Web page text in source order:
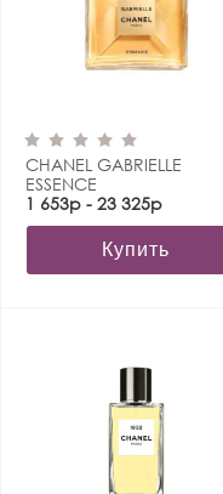
CHANEL GABRIELLE
ESSENCE
1 653р - 23 325р
Купить